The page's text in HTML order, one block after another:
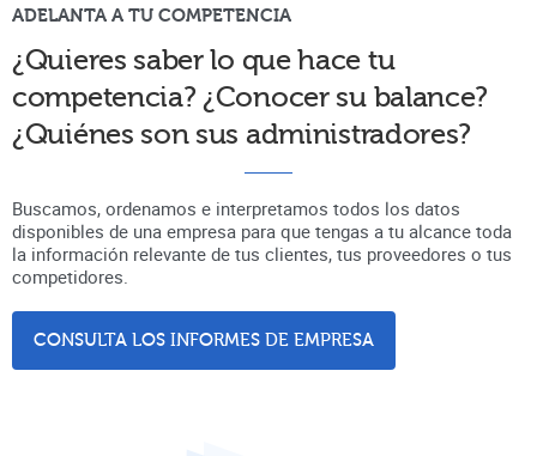
ADELANTA A TU COMPETENCIA
¿Quieres saber lo que hace tu
competencia? ¿Conocer su balance?
¿Quiénes son sus administradores?
Buscamos, ordenamos e interpretamos todos los datos
disponibles de una empresa para que tengas a tu alcance toda
la información relevante de tus clientes, tus proveedores o tus
competidores.
CONSULTA LOS INFORMES DE EMPRESA